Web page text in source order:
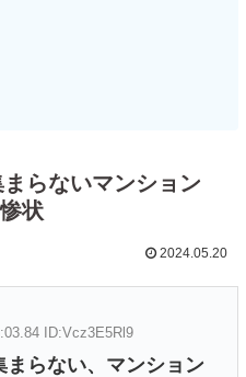
らないマンション
状
2024.05.20
ID:Vcz3E5Rl9
らない、マンション